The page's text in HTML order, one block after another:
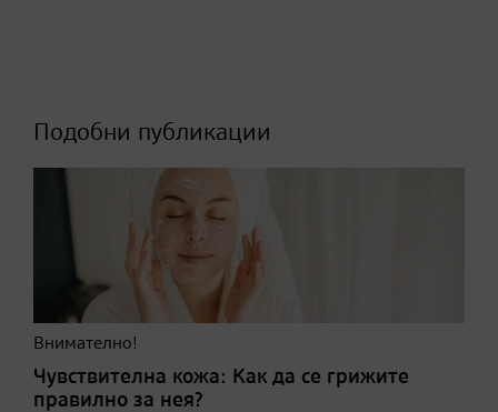
Подобни публикации
Внимателно!
Чувствителна кожа: Как да се грижите
правилно за нея?